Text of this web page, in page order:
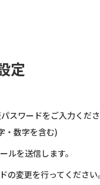
定
スワードをご入力くだ
・数字を含む)
ルを送信します。
の変更を行ってください